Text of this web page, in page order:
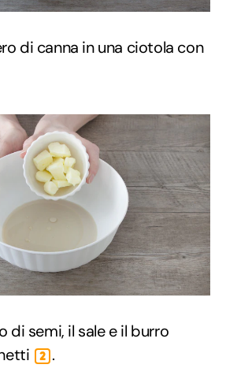
di canna in una ciotola con
di semi, il sale e il burro
2 .